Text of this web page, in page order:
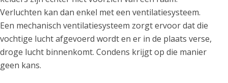
Verluchten kan dan enkel met een ventilatiesysteem.
Een mechanisch ventilatiesysteem zorgt ervoor dat die
vochtige lucht afgevoerd wordt en er in de plaats verse,
droge lucht binnenkomt. Condens krijgt op die manier
geen kans.